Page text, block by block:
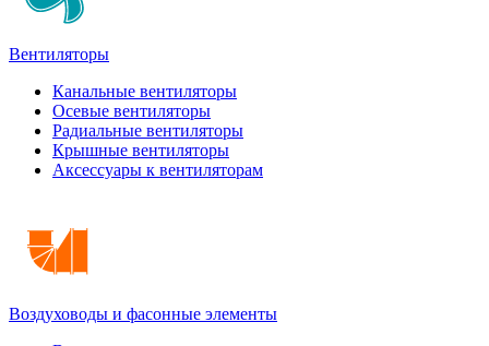
Вентиляторы
Канальные вентиляторы
Осевые вентиляторы
Радиальные вентиляторы
Крышные вентиляторы
Аксессуары к вентиляторам
Воздуховоды и фасонные элементы